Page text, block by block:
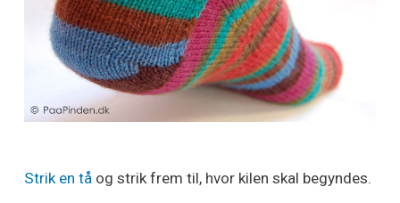
Strik en tå og strik frem til, hvor kilen skal begyndes.